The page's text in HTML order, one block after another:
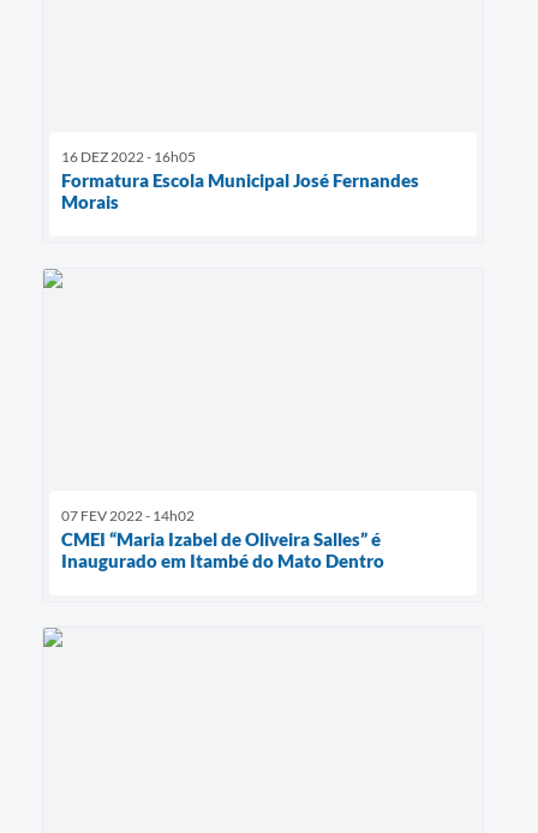
16 DEZ 2022 - 16h05
Formatura Escola Municipal José Fernandes
Morais
07 FEV 2022 - 14h02
CMEI “Maria Izabel de Oliveira Salles” é
Inaugurado em Itambé do Mato Dentro